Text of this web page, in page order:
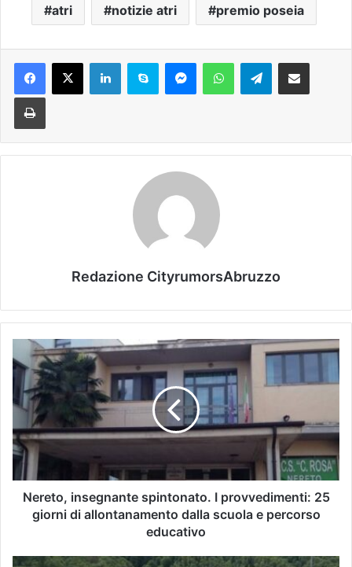
atri notizie atri premio poseia
Telegram
Redazione CityrumorsAbruzzo
Nereto, insegnante spintonato. I provvedimenti: 25
giorni di allontanamento dalla scuola e percorso
educativo